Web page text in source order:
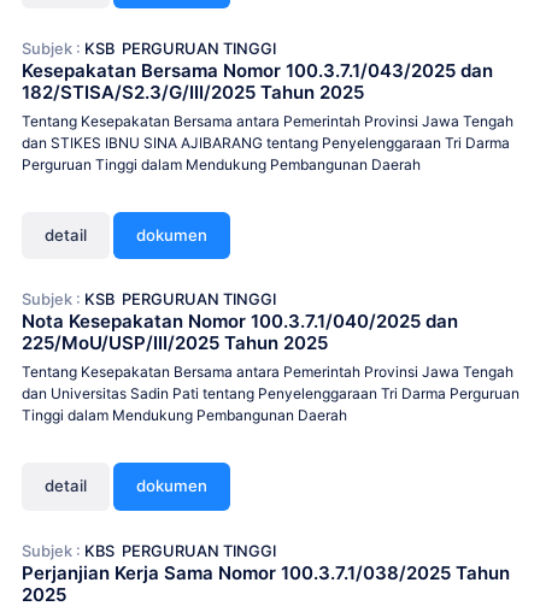
Subjek : KSB PERGURUAN TINGGI
Kesepakatan Bersama Nomor 100.3.7.1/043/2025 dan
182/STISA/S2.3/G/III/2025 Tahun 2025
Tentang Kesepakatan Bersama antara Pemerintah Provinsi Jawa Tengah
dan STIKES IBNU SINA AJIBARANG tentang Penyelenggaraan Tri Darma
Perguruan Tinggi dalam Mendukung Pembangunan Daerah
detail dokumen
Subjek : KSB PERGURUAN TINGGI
Nota Kesepakatan Nomor 100.3.7.1/040/2025 dan
225/MoU/USP/III/2025 Tahun 2025
Tentang Kesepakatan Bersama antara Pemerintah Provinsi Jawa Tengah
dan Universitas Sadin Pati tentang Penyelenggaraan Tri Darma Perguruan
Tinggi dalam Mendukung Pembangunan Daerah
detail dokumen
Subjek : KBS PERGURUAN TINGGI
Perjanjian Kerja Sama Nomor 100.3.7.1/038/2025 Tahun
2025